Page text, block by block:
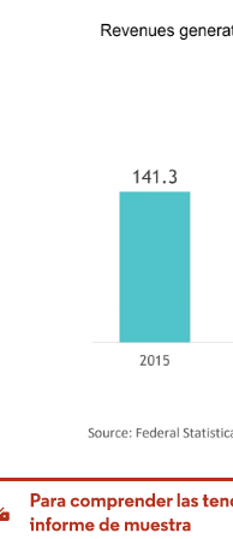
Intelligence. El uso requiere